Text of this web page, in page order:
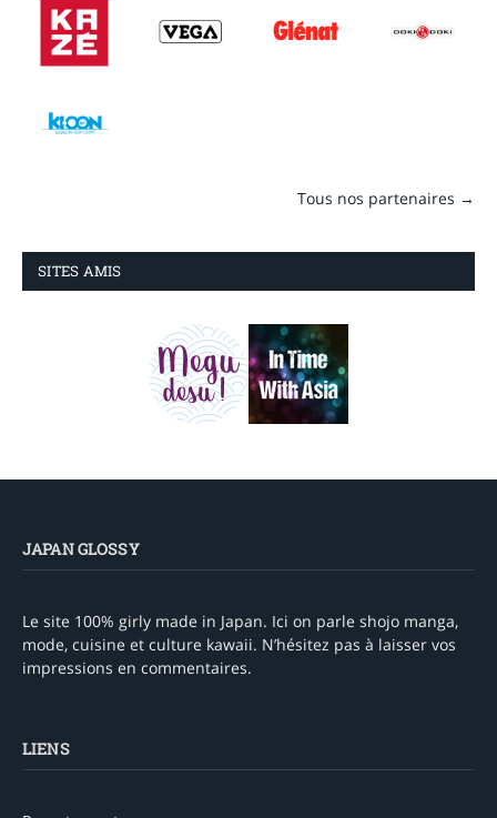
Tous nos partenaires →
SITES AMIS
JAPAN GLOSSY
Le site 100% girly made in Japan. Ici on parle shojo manga,
mode, cuisine et culture kawaii. N’hésitez pas à laisser vos
impressions en commentaires.
LIENS